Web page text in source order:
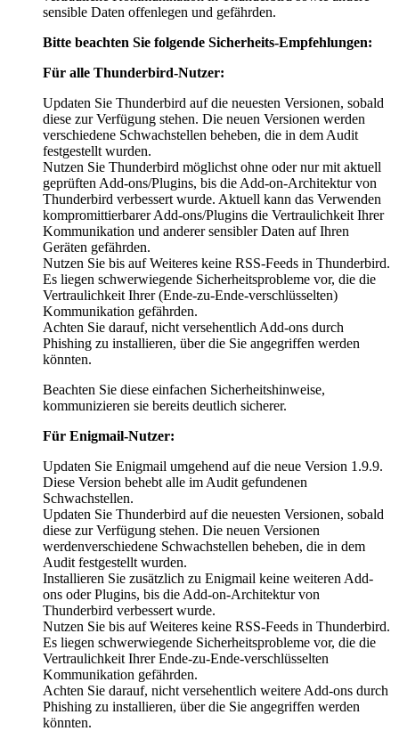
sensible Daten offenlegen und gefährden.
Bitte beachten Sie folgende Sicherheits-Empfehlungen:
Für alle Thunderbird-Nutzer:
Updaten Sie Thunderbird auf die neuesten Versionen, sobald
diese zur Verfügung stehen. Die neuen Versionen werden
verschiedene Schwachstellen beheben, die in dem Audit
festgestellt wurden.
Nutzen Sie Thunderbird möglichst ohne oder nur mit aktuell
geprüften Add-ons/Plugins, bis die Add-on-Architektur von
Thunderbird verbessert wurde. Aktuell kann das Verwenden
kompromittierbarer Add-ons/Plugins die Vertraulichkeit Ihrer
Kommunikation und anderer sensibler Daten auf Ihren
Geräten gefährden.
Nutzen Sie bis auf Weiteres keine RSS-Feeds in Thunderbird.
Es liegen schwerwiegende Sicherheitsprobleme vor, die die
Vertraulichkeit Ihrer (Ende-zu-Ende-verschlüsselten)
Kommunikation gefährden.
Achten Sie darauf, nicht versehentlich Add-ons durch
Phishing zu installieren, über die Sie angegriffen werden
könnten.
Beachten Sie diese einfachen Sicherheitshinweise,
kommunizieren sie bereits deutlich sicherer.
Für Enigmail-Nutzer:
Updaten Sie Enigmail umgehend auf die neue Version 1.9.9.
Diese Version behebt alle im Audit gefundenen
Schwachstellen.
Updaten Sie Thunderbird auf die neuesten Versionen, sobald
diese zur Verfügung stehen. Die neuen Versionen
werdenverschiedene Schwachstellen beheben, die in dem
Audit festgestellt wurden.
Installieren Sie zusätzlich zu Enigmail keine weiteren Add-
ons oder Plugins, bis die Add-on-Architektur von
Thunderbird verbessert wurde.
Nutzen Sie bis auf Weiteres keine RSS-Feeds in Thunderbird.
Es liegen schwerwiegende Sicherheitsprobleme vor, die die
Vertraulichkeit Ihrer Ende-zu-Ende-verschlüsselten
Kommunikation gefährden.
Achten Sie darauf, nicht versehentlich weitere Add-ons durch
Phishing zu installieren, über die Sie angegriffen werden
könnten.